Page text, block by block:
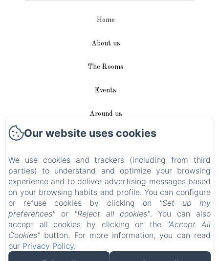
Home
About us
The Rooms
Events
Around us
Access / Contact
Plan du site
Blog
Legal notice
EN FR DE
Our website uses cookies
We use cookies and trackers (including from third
parties) to understand and optimize your browsing
experience and to deliver advertising messages based
on your browsing habits and profile. You can configure
or refuse cookies by clicking on
"Set up my
preferences" or "Reject all cookies". You can also
accept all cookies by clicking on the "Accept All
Cookies" button. For more information, you can read
our Privacy Policy.